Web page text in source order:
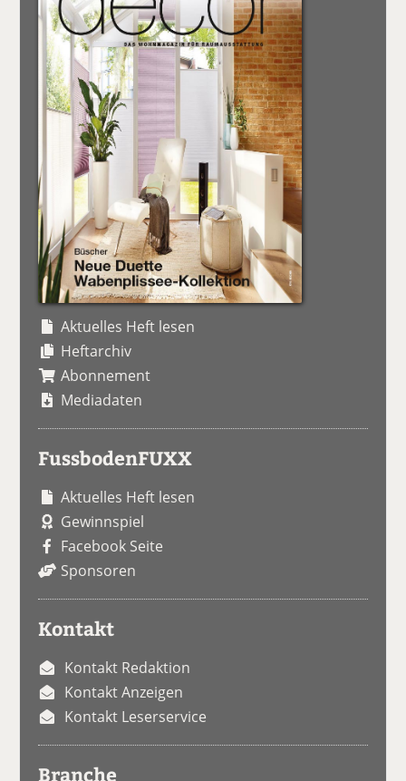
Aktuelles Heft lesen
Heftarchiv
Abonnement
Mediadaten
FussbodenFUXX
Aktuelles Heft lesen
Gewinnspiel
Facebook Seite
Sponsoren
Kontakt
Kontakt Redaktion
Kontakt Anzeigen
Kontakt Leserservice
Branche